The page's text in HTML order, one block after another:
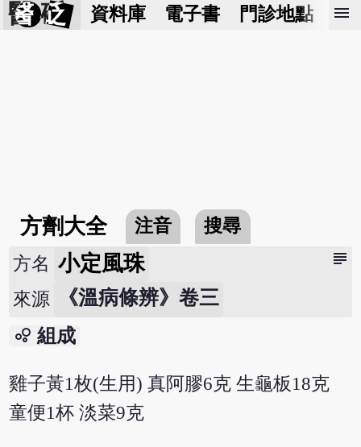
醫 砭 資料庫 電子書 門診地點 預
menu
方劑大全 注音 搜尋
subject
方名 小定風珠
來源 《溫病條辨》卷三
bubble_chart 組成
雞子黃1枚(生用) 真阿膠6克 生龜板18克
童便1杯 淡菜9克